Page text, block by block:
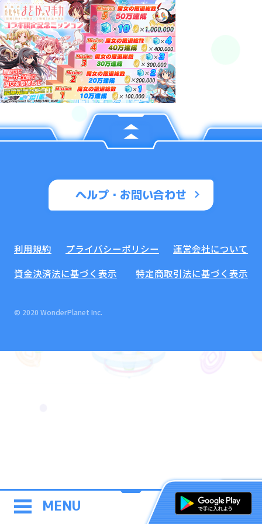
MENU
ヘルプ・お問い合わせ
利用規約 プライバシーポリシー
運営会社について
資金決済法に基づく表示
特定商取引法に基づく表示
© 2020 WonderPlanet Inc.